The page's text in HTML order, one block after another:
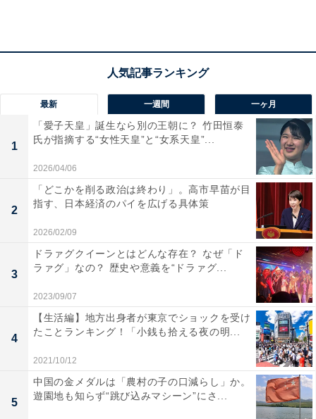
「2022年 借りて住みたい街」では1位「岐阜」と、中部
中部圏「2022年 買って住みたい行政区」
最新 一週間 一ヶ月
1
「愛子天皇」誕生なら別の王朝に？ 竹田恒泰
氏が指摘する“女性天皇”と“女系天皇”...
2026/04/06
2
「どこかを削る政治は終わり」。高市早苗が目
指す、日本経済のパイを広げる具体策
2026/02/09
3
ドラァグクイーンとはどんな存在？ なぜ「ド
ラァグ」なの？ 歴史や意義を“ドラァグ...
2023/09/07
4
【生活編】地方出身者が東京でショックを受け
たことランキング！「小銭も拾える夜の明...
2021/10/12
5
中国の金メダルは「農村の子の口減らし」か。
遊園地も知らず“跳び込みマシーン”にさ...